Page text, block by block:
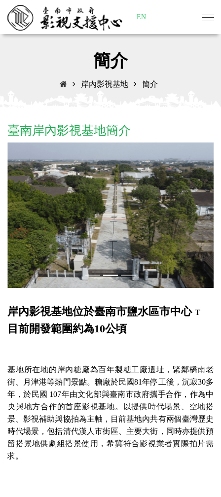
EN
簡介
岸內影視基地 簡介
臺南岸內影視基地簡介
Previous Next
岸內影視基地位於臺南市鹽水區市中心 T
目前開發範圍約為10公頃
基地所在地的岸內糖廠為百年製糖工廠遺址，緊鄰橋南老
街、月津港等熱門景點。糖廠於民國81年停工後，沉寂30多
年，於民國 107年由文化部與臺南市政府攜手合作，作為中
央與地方合作的首座影視基地。以提供時代場景、空地搭
景、影視補助與協拍為主軸，目前基地內共有兩個臺灣歷史
時代場景，包括清代漢人市街區、主要大街，同時亦提供預
留搭景地供劇組搭景使用，希冀符合影視業者實際拍片需
求。